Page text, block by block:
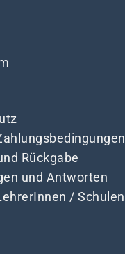
Rückgabe
und Antworten
/ Schulen